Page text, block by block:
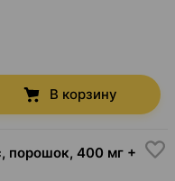
В корзину
порошок, 400 мг +